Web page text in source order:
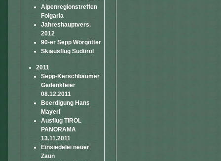
Alpenregionstreffen
Folgaria
Jahreshauptvers.
2012
90-er Sepp Wörgötter
Skiausflug Südtirol
2011
Sepp-Kerschbaumer
Gedenkfeier
08.12.2011
Beerdigung Hans
Mayerl
Ausflug TIROL
PANORAMA
13.11.2011
Einsiedelei neuer
Zaun